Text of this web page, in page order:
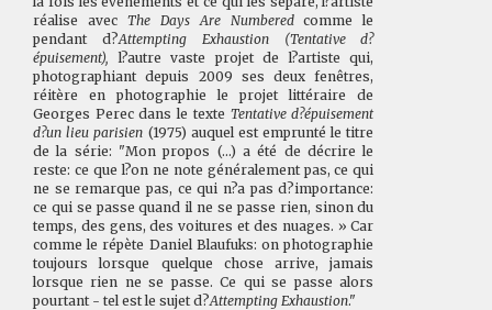
réalise avec The Days Are Numberedcomme le
pendant d?Attempting Exhaustion (Tentative d?
épuisement), l?autre vaste projet de l?artiste qui,
photographiant depuis 2009 ses deux fenêtres,
réitère en photographie le projet littéraire de
Georges Perec dans le texte Tentative d?épuisement
d?un lieu parisien (1975) auquel est emprunté le titre
de la série: "Mon propos (...) a été de décrire le
reste: ce que l?on ne note généralement pas, ce qui
ne se remarque pas, ce qui n?a pas d?importance:
ce qui se passe quand il ne se passe rien, sinon du
temps, des gens, des voitures et des nuages. » Car
comme le répète Daniel Blaufuks: on photographie
toujours lorsque quelque chose arrive, jamais
lorsque rien ne se passe. Ce qui se passe alors
pourtant - tel est le sujet d?Attempting Exhaustion."